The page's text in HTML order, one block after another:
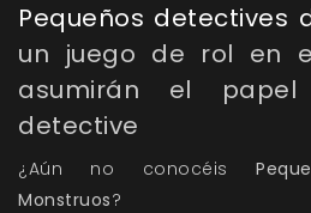
Pequeños detectives
un juego de rol en
asumirán el
detective
¿Aún no conocéis
Monstruos?